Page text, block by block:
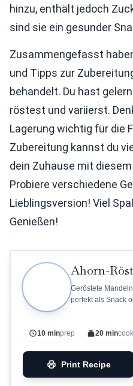
hinzu, enthält jedoch
sind sie ein gesunder
Zusammengefasst
und Tipps zur
behandelt. Du hast
röstest und variierst.
Lagerung wichtig für die
Zubereitung kannst du
dein Zuhause mit
Probiere verschiedene
Lieblingsversion! Viel
Genießen!
Ahorn-
Geröstete
perfekt als Snack
10 minprep 20 mincook
Print Recipe